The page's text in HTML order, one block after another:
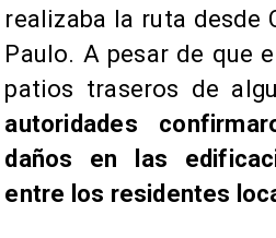
realizaba la ruta desde
Paulo. A pesar de que
patios traseros de
autoridades
daños en las
entre los residentes